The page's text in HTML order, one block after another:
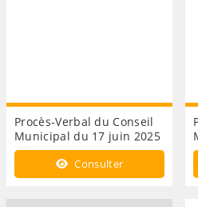
Procès-Verbal du Conseil
Municipal du 17 juin 2025
Consulter